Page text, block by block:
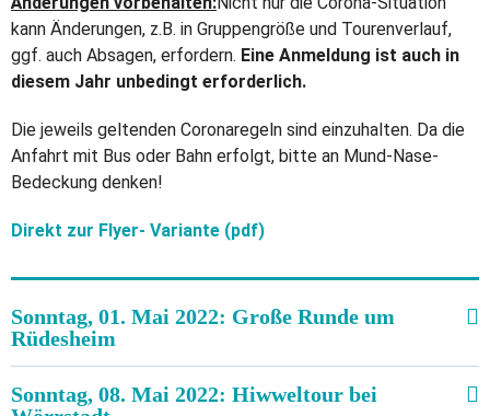
kann Änderungen, z.B. in Gruppengröße und Tourenverlauf,
ggf. auch Absagen, erfordern. Eine Anmeldung ist auch in
diesem Jahr unbedingt erforderlich.
Die jeweils geltenden Coronaregeln sind einzuhalten. Da die
Anfahrt mit Bus oder Bahn erfolgt, bitte an Mund-Nase-
Bedeckung denken!
Direkt zur Flyer- Variante (pdf)
Sonntag, 01. Mai 2022: Große Runde um
Rüdesheim
Sonntag, 08. Mai 2022: Hiwweltour bei